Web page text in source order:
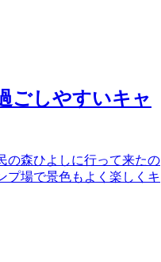
ごしやすいキャ
の森ひよしに行って来たの
プ場で景色もよく楽しくキ